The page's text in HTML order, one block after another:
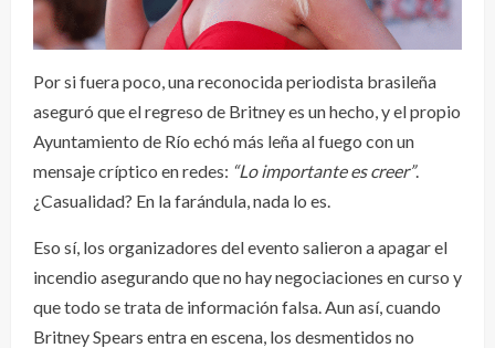
Por si fuera poco, una reconocida periodista brasileña
aseguró que el regreso de Britney es un hecho, y el propio
Ayuntamiento de Río echó más leña al fuego con un
mensaje críptico en redes: “Lo importante es creer”.
¿Casualidad? En la farándula, nada lo es.
Eso sí, los organizadores del evento salieron a apagar el
incendio asegurando que no hay negociaciones en curso y
que todo se trata de información falsa. Aun así, cuando
Britney Spears entra en escena, los desmentidos no